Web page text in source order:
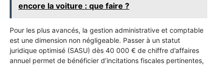
encore la voiture : que faire ?
Pour les plus avancés, la gestion administrative et comptable
est une dimension non négligeable. Passer à un statut
juridique optimisé (SASU) dès 40 000 € de chiffre d’affaires
annuel permet de bénéficier d’incitations fiscales pertinentes,